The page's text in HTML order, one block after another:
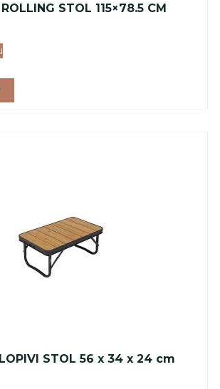
STOL 115×78.5 CM
STOL 56 x 34 x 24 cm